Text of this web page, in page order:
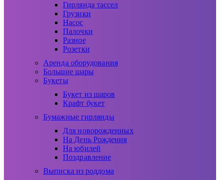
Гирлянда тассел
Грузики
Насос
Палочки
Разное
Розетки
Аренда оборудования
Большие шары
Букеты
Букет из шаров
Крафт букет
Бумажные гирлянды
Для новорожденных
На День Рождения
На юбилей
Поздравление
Выписка из роддома